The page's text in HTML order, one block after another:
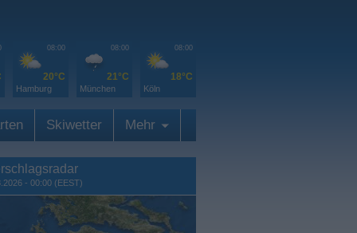
08:00
20°C
Hamburg
08:00
21°C
München
08:00
18°C
Köln
Skiwetter Mehr
- 00:00 (EEST)